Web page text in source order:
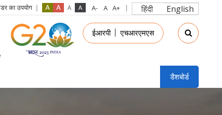
का उपयोग हिंदी English
ईआरपी एचआरएमएस
डैशबोर्ड